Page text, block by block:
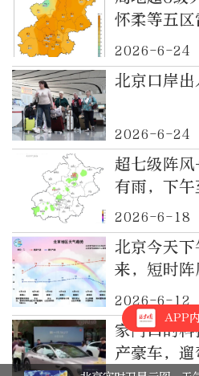
怀柔等五
2026-6-24
北京口岸
2026-6-24
超七级阵
有雨，下
2026-6-18
北京今天
来，短时阵
2026-6-12
家门口的
产豪车，
APP